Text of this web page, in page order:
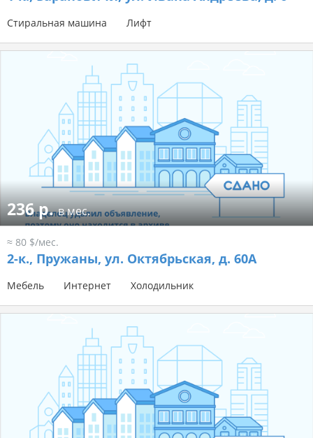
Стиральная машина Лифт
236 р.в мес.
≈ 80 $/мес.
2-к., Пружаны, ул. Октябрьская, д. 60А
Мебель Интернет Холодильник